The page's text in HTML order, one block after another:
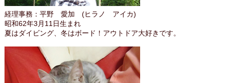
経理事務：平野 愛加 (ヒラノ アイカ)
昭和62年3月11日生まれ
夏はダイビング、冬はボード！アウトドア大好きです。